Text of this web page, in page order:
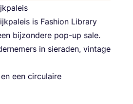
is Fas­hi­on Libra­ry
bij­zon­de­re pop-up sale.
in sie­ra­den, vin­ta­ge
een cir­cu­lai­re